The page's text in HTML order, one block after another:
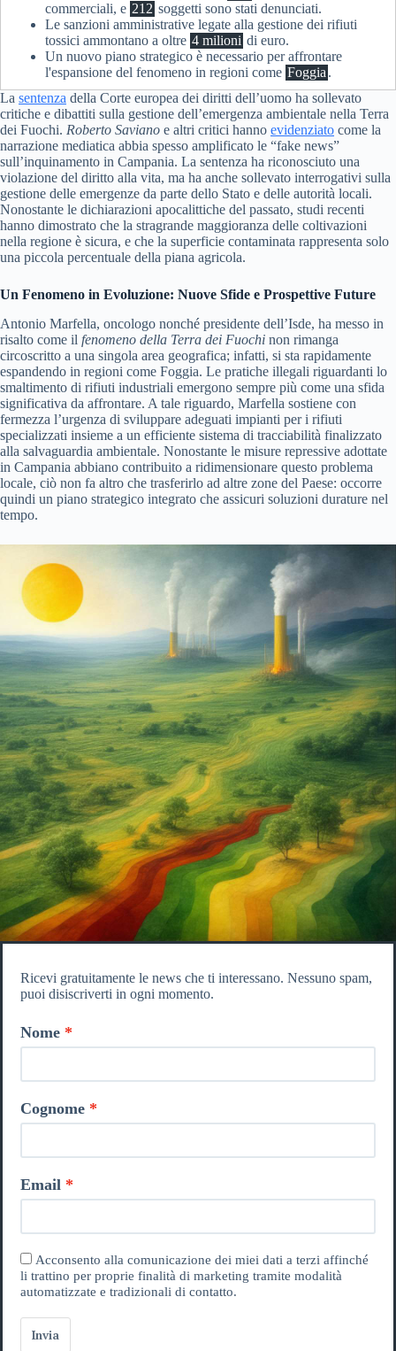
commerciali, e 212 soggetti sono stati denunciati.
Le sanzioni amministrative legate alla gestione dei rifiuti
tossici ammontano a oltre 4 milioni di euro.
Un nuovo piano strategico è necessario per affrontare
l'espansione del fenomeno in regioni come Foggia .
La sentenza della Corte europea dei diritti dell’uomo ha sollevato
critiche e dibattiti sulla gestione dell’emergenza ambientale nella Terra
dei Fuochi. Roberto Saviano e altri critici hanno evidenziato come la
narrazione mediatica abbia spesso amplificato le “fake news”
sull’inquinamento in Campania. La sentenza ha riconosciuto una
violazione del diritto alla vita, ma ha anche sollevato interrogativi sulla
gestione delle emergenze da parte dello Stato e delle autorità locali.
Nonostante le dichiarazioni apocalittiche del passato, studi recenti
hanno dimostrato che la stragrande maggioranza delle coltivazioni
nella regione è sicura, e che la superficie contaminata rappresenta solo
una piccola percentuale della piana agricola.
Un Fenomeno in Evoluzione: Nuove Sfide e Prospettive Future
Antonio Marfella, oncologo nonché presidente dell’Isde, ha messo in
risalto come il fenomeno della Terra dei Fuochi non rimanga
circoscritto a una singola area geografica; infatti, si sta rapidamente
espandendo in regioni come Foggia. Le pratiche illegali riguardanti lo
smaltimento di rifiuti industriali emergono sempre più come una sfida
significativa da affrontare. A tale riguardo, Marfella sostiene con
fermezza l’urgenza di sviluppare adeguati impianti per i rifiuti
specializzati insieme a un efficiente sistema di tracciabilità finalizzato
alla salvaguardia ambientale. Nonostante le misure repressive adottate
in Campania abbiano contribuito a ridimensionare questo problema
locale, ciò non fa altro che trasferirlo ad altre zone del Paese: occorre
quindi un piano strategico integrato che assicuri soluzioni durature nel
tempo.
Ricevi gratuitamente le news che ti interessano. Nessuno spam,
puoi disiscriverti in ogni momento.
Nome
Cognome
Email
Acconsento alla comunicazione dei miei dati a terzi affinché
li trattino per proprie finalità di marketing tramite modalità
automatizzate e tradizionali di contatto.
Invia